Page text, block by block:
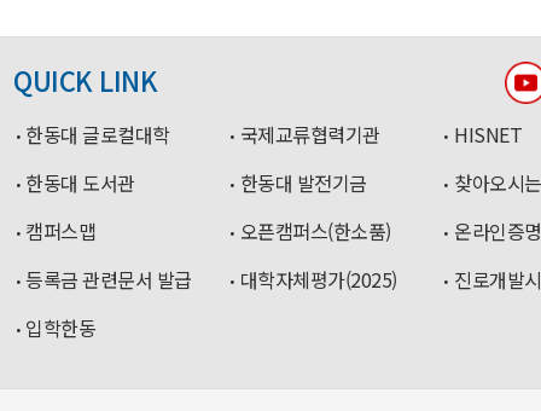
QUICK LINK
한동대 글로컬대학 국제교류협력기관
HISNET
한동대 도서관
한동대 발전기금
찾아오시
캠퍼스맵
오픈캠퍼스(한소품)
온라인증
등록금 관련문서 발급
대학자체평가(2025)
진로개발
입학한동